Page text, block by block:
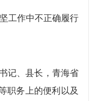
工作中不正确履行
记、县长，青海省
职务上的便利以及